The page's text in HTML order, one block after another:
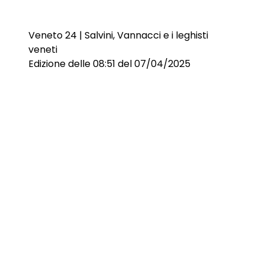
Veneto 24 | Salvini, Vannacci e i leghisti
veneti
Edizione delle 08:51 del 07/04/2025